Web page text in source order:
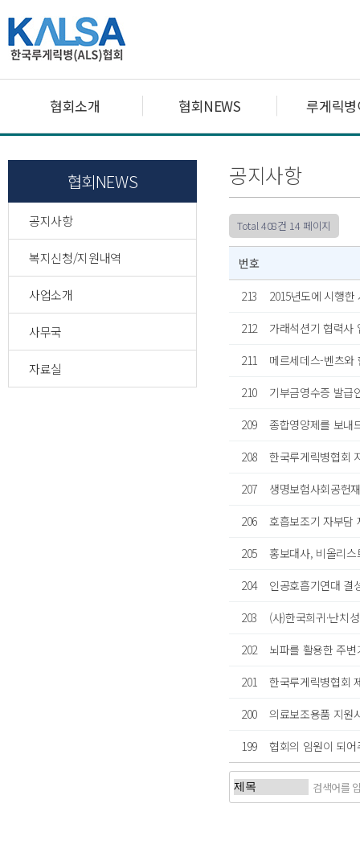
협회소개 협회NEWS 루게릭
협회NEWS
공지사항
복지신청/지원내역
사업소개
사무국
자료실
공지사항
Total 408건 14 페이지
번호
213
2015년도에 시행한
212
가래석션기 협력사
211
메르세데스-벤츠와
210
기부금영수증 발급
209
종합영양제를 보내
208
한국루게릭병협회
207
생명보험사회공헌
206
호흡보조기 자부담
205
홍보대사, 비올리
204
인공호흡기연대 결
203
(사)한국희귀·난치
202
뇌파를 활용한 주
201
한국루게릭병협회
200
의료보조용품 지원
199
협회의 임원이 되어